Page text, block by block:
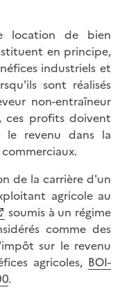
location de bien
en principe,
industriels et
sont réalisés
non-entraîneur
ces profits doivent
revenu dans la
de la carrière d'un
agricole au
soumis à un régime
comme des
sur le revenu
agricoles, BOI-
.